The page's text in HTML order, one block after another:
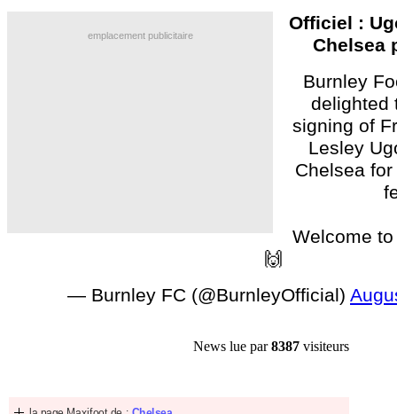
emplacement publicitaire
Officiel :
Chelsea
Burnley
delighted
signing of
Lesley
Chelsea
Welcome
🙌
— Burnley FC (@BurnleyOfficial)
News lue par8387 visiteurs